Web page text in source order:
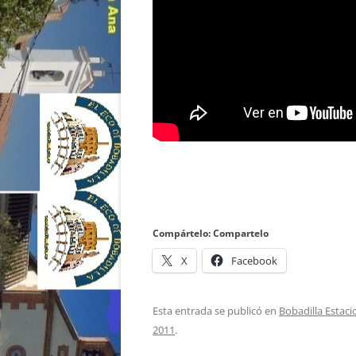
Compártelo: Compartelo
X Facebook
Esta entrada se publicó en Bobadilla
2011.